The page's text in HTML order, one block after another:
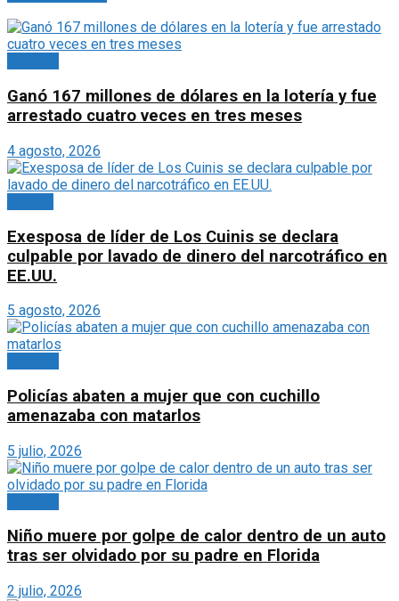
Ganó 167 millones de dólares en la lotería y fue
arrestado cuatro veces en tres meses
4 agosto, 2026
Exesposa de líder de Los Cuinis se declara
culpable por lavado de dinero del narcotráfico en
EE.UU.
5 agosto, 2026
Policías abaten a mujer que con cuchillo
amenazaba con matarlos
5 julio, 2026
Niño muere por golpe de calor dentro de un auto
tras ser olvidado por su padre en Florida
2 julio, 2026